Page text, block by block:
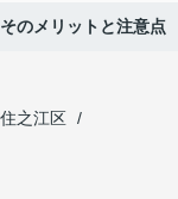
のメリットと注意点
之江区